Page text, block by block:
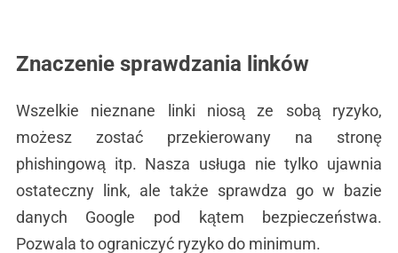
Znaczenie sprawdzania linków
Wszelkie nieznane linki niosą ze sobą ryzyko,
możesz zostać przekierowany na stronę
phishingową itp. Nasza usługa nie tylko ujawnia
ostateczny link, ale także sprawdza go w bazie
danych Google pod kątem bezpieczeństwa.
Pozwala to ograniczyć ryzyko do minimum.